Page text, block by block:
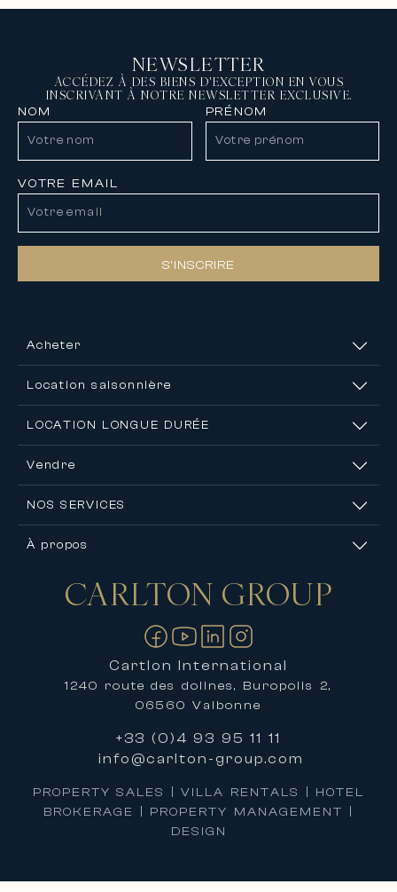
NEWSLETTER
ACCÉDEZ À DES BIENS D'EXCEPTION EN VOUS
INSCRIVANT À NOTRE NEWSLETTER EXCLUSIVE.
NOM PRÉNOM
VOTRE EMAIL
S’INSCRIRE
Acheter
Location saisonnière
LOCATION LONGUE DURÉE
Vendre
NOS SERVICES
À propos
Nous contacter
CARLTON GROUP
Cartlon International
1240 route des dolines, Buropolis 2,
06560 Valbonne
+33 (0)4 93 95 11 11
info@carlton-group.com
PROPERTY SALES | VILLA RENTALS | HOTEL
BROKERAGE | PROPERTY MANAGEMENT |
DESIGN